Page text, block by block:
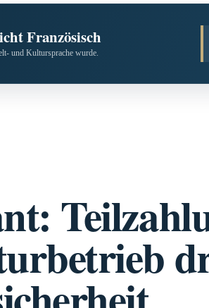
Französisch
und Kultursprache wurde.